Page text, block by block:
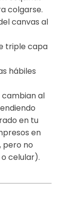
colgarse.
canvas al
triple capa
hábiles
cambian al
en tu
en
pero no
celular).